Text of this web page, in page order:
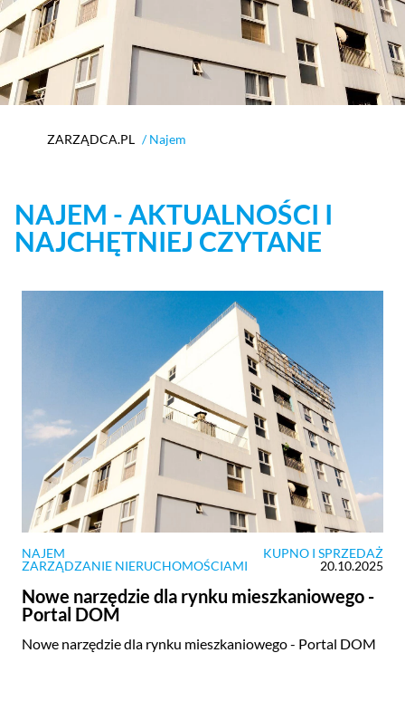
ZARZĄDCA.PL / Najem
NAJEM - AKTUALNOŚCI I
NAJCHĘTNIEJ CZYTANE
NAJEM
KUPNO I SPRZEDAŻ
ZARZĄDZANIE NIERUCHOMOŚCIAMI
20.10.2025
Nowe narzędzie dla rynku mieszkaniowego -
Portal DOM
Nowe narzędzie dla rynku mieszkaniowego - Portal DOM